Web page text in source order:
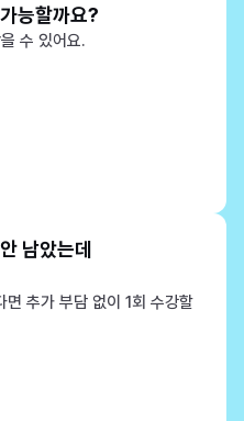
능할까요?
수 있어요.
남았는데
면 추가 부담 없이 1회 수강할